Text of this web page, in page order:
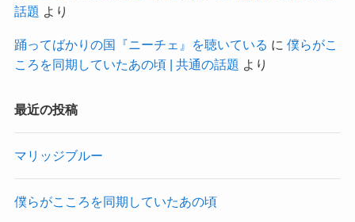
話題 より
踊ってばかりの国『ニーチェ』を聴いている に 僕らがこ
ころを同期していたあの頃 | 共通の話題 より
最近の投稿
マリッジブルー
僕らがこころを同期していたあの頃